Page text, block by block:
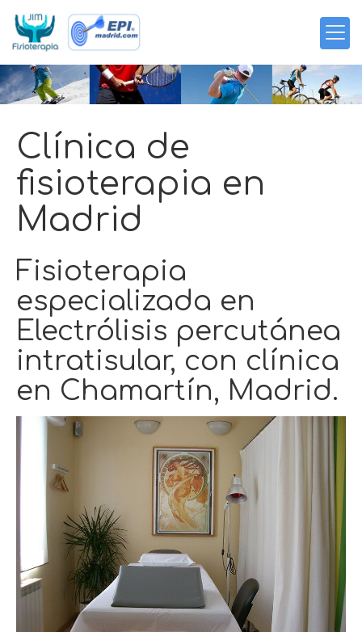
Clínica de
fisioterapia en
Madrid
Fisioterapia
especializada en
Electrólisis percutánea
intratisular, con clínica
en Chamartín, Madrid.